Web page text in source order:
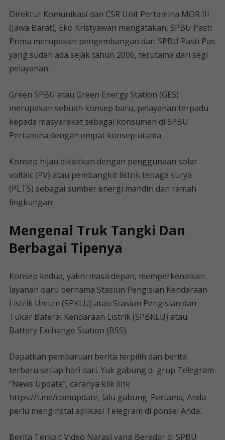
Direktur Komunikasi dan CSR Unit Pertamina MOR III
(Jawa Barat), Eko Kristyawan mengatakan, SPBU Pasti
Prima merupakan pengembangan dari SPBU Pasti Pas
yang sudah ada sejak tahun 2006, terutama dari segi
pelayanan.
Green SPBU atau Green Energy Station (GES)
merupakan sebuah konsep baru, pelayanan terpadu
kepada masyarakat sebagai konsumen di SPBU
Pertamina dengan empat konsep utama.
Konsep hijau dikaitkan dengan penggunaan solar
voltaic (PV) atau pembangkit listrik tenaga surya
(PLTS) sebagai sumber energi mandiri dan ramah
lingkungan.
Mengenal Truk Tangki Dan
Berbagai Tipenya
Konsep kedua, yakni masa depan, memperkenalkan
layanan baru bernama Stasiun Pengisian Kendaraan
Listrik Umum (SPKLU) atau Stasiun Pengisian dan
Tukar Baterai Kendaraan Listrik (SPBKLU) atau
Battery Exchange Station (BSS).
Dapatkan pembaruan berita terpilih dan berita
terbaru setiap hari dari. Yuk gabung di grup Telegram
“News Update”, caranya klik link
https://t.me/comupdate, lalu gabung. Pertama, Anda
perlu menginstal aplikasi Telegram di ponsel Anda.
Berita Terkait Video Narasi yang Beredar di SPBU